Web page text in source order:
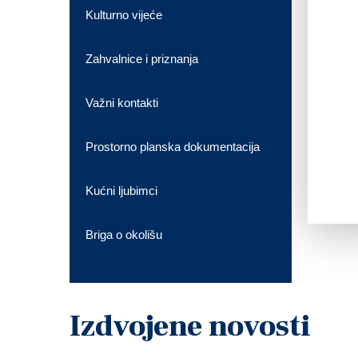
Kulturno vijeće
Zahvalnice i priznanja
Važni kontakti
Prostorno planska dokumentacija
Kućni ljubimci
Briga o okolišu
Izdvojene novosti